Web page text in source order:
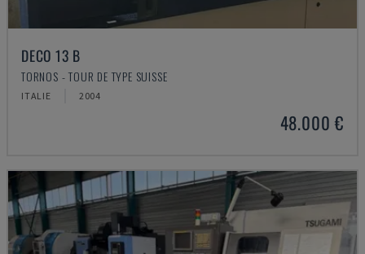
DECO 13 B
TORNOS - TOUR DE TYPE SUISSE
ITALIE 2004
48.000 €